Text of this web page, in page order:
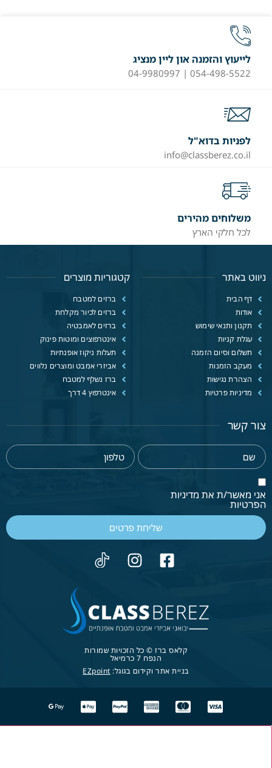
לייעוץ והזמנה און ליין מנציג
054-498-5522 | 04-9980997
לפניות בדוא"ל
info@classberez.co.il
משלוחים מהירים
לכל חלקי הארץ
ניווט באתר
דף הבית
אודות
תקנון ותנאי שימוש
עגלת קניות
תשלום וסיום הזמנה
מעקב הזמנות
הצהרת נגישות
מדיניות פרטיות
קטגוריות מוצרים
ברזים למטבח
ברזים לכיור מקלחת
ברזים לאמבטיה
אינטרפוצים ומוטות פינוק
תעלות ניקוז אופנתיות
אביזרי אמבט ומוצרים נלווים
ברז נשלף למטבח
אינטרפוץ 4 דרך
צור קשר
אני מאשר/ת את מדיניות
הפרטיות
שליחת פרטים
קלאס ברז © כל הזכויות שמורות
הנפח 7 כרמיאל
בניית אתר וקידום בגוגל: EZpoint